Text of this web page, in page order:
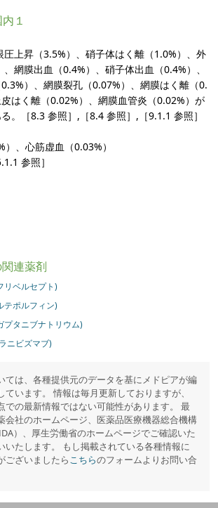
１
上昇（3.5%）、硝子体はく離（1.0%）、外
網膜出血（0.4%）、硝子体出血（0.4%）、
）、網膜裂孔（0.07%）、網膜はく離（0.
はく離（0.02%）、網膜血管炎（0.02%）が
。［8.3 参照］,［8.4 参照］,［9.1.1 参照］
、心筋虚血（0.03%）
参照］
連薬剤
リベルセプト)
テポルフィン)
プタニブナトリウム)
ニビズマブ)
ては、各種提供元のデータを基にメドピアが編
います。 情報は毎月更新しておりますが、
での最新情報ではない可能性があります。 最
会社のホームページ、医薬品医療機器総合機構
）、厚生労働省のホームページでご確認いた
いたします。 もし掲載されている各種情報に
ございましたらこちらのフォームよりお問い合